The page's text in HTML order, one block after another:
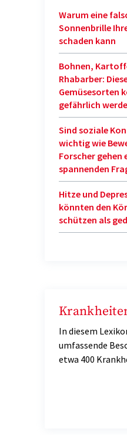
Warum eine
Sonnenbrille
schaden kann
Bohnen,
Rhabarber:
Gemüsesorten
gefährlich
Sind soziale
wichtig wie
Forscher gehen
spannenden
Hitze und
könnten den
schützen als
In diesem
umfassende
etwa 400